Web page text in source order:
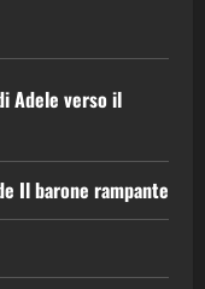
Adele verso il
Il barone rampante